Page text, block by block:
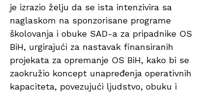
je izrazio želju da se ista intenzivira sa
naglaskom na sponzorisane programe
školovanja i obuke SAD-a za pripadnike OS
BiH, urgirajući za nastavak finansiranih
projekata za opremanje OS BiH, kako bi se
zaokružio koncept unapređenja operativnih
kapaciteta, povezujući ljudstvo, obuku i